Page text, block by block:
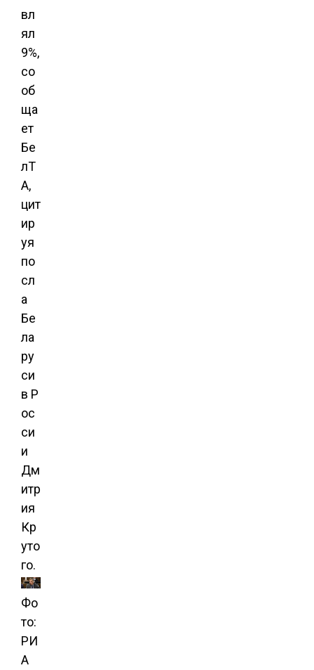
вл
ял
9%,
со
об
ща
ет
Бе
лТ
А,
цит
ир
уя
по
сл
а
Бе
ла
ру
си
в Р
ос
си
и
Дм
итр
ия
Кр
уто
го.
Фо
то:
РИ
А